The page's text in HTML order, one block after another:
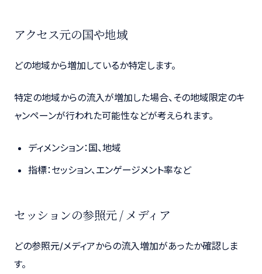
アクセス元の国や地域
どの地域から増加しているか特定します。
特定の地域からの流入が増加した場合、その地域限定のキ
ャンペーンが行われた可能性などが考えられます。
ディメンション：国、地域
指標：セッション、エンゲージメント率など
セッションの参照元 / メディア
どの参照元/メディアからの流入増加があったか確認しま
す。